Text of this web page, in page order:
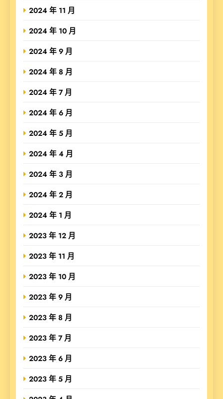
2024 年 11 月
2024 年 10 月
2024 年 9 月
2024 年 8 月
2024 年 7 月
2024 年 6 月
2024 年 5 月
2024 年 4 月
2024 年 3 月
2024 年 2 月
2024 年 1 月
2023 年 12 月
2023 年 11 月
2023 年 10 月
2023 年 9 月
2023 年 8 月
2023 年 7 月
2023 年 6 月
2023 年 5 月